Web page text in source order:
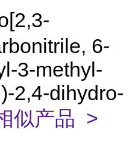
6-
3-methyl-
2,4-dihydro-
似产品 >